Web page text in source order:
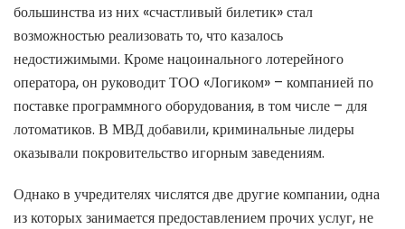
большинства из них «счастливый билетик» стал
возможностью реализовать то, что казалось
недостижимыми. Кроме нацоинального лотерейного
оператора, он руководит ТОО «Логиком» – компанией по
поставке программного оборудования, в том числе – для
лотоматиков. В МВД добавили, криминальные лидеры
оказывали покровительство игорным заведениям.
Однако в учредителях числятся две другие компании, одна
из которых занимается предоставлением прочих услуг, не